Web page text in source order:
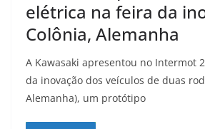
elétrica na feira da
Colônia, Alemanha
A Kawasaki apresentou no Intermot
da inovação dos veículos de duas
Alemanha), um protótipo